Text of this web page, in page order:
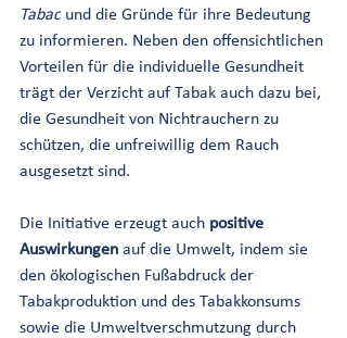
Tabac und die Gründe für ihre Bedeutung
zu informieren. Neben den offensichtlichen
Vorteilen für die individuelle Gesundheit
trägt der Verzicht auf Tabak auch dazu bei,
die Gesundheit von Nichtrauchern zu
schützen, die unfreiwillig dem Rauch
ausgesetzt sind.
Die Initiative erzeugt auch positive
Auswirkungen auf die Umwelt, indem sie
den ökologischen Fußabdruck der
Tabakproduktion und des Tabakkonsums
sowie die Umweltverschmutzung durch